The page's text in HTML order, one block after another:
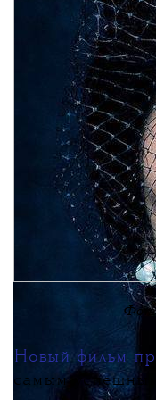
Новый фильм
самым